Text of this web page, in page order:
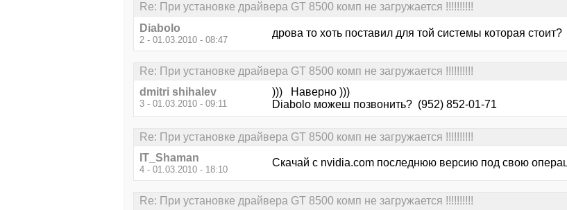
Re: При установке драйвера GT 8500 комп не загружается !!!!!!!!!!
Diabolo
2 - 01.03.2010 - 08:47
дрова то хоть поставил для той системы которая стоит?
Re: При установке драйвера GT 8500 комп не загружается !!!!!!!!!!
dmitri shihalev
3 - 01.03.2010 - 09:11
))) Наверно )))
Diabolo можеш позвонить? (952) 852-01-71
Re: При установке драйвера GT 8500 комп не загружается !!!!!!!!!!
IT_Shaman
4 - 01.03.2010 - 18:10
Скачай с nvidia.com последнюю версию под свою
Re: При установке драйвера GT 8500 комп не загружается !!!!!!!!!!